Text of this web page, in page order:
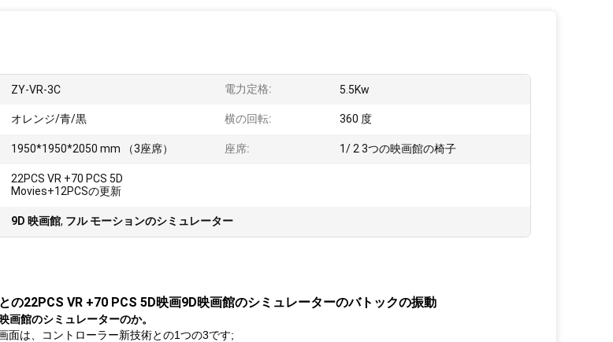
ZY-VR-3C 電力定格: 5.5Kw
オレンジ/青/黒 横の回転: 360 度
1950*1950*2050 mm （3座席） 座席: 1/ 2 3つの映画館の椅子
22PCS VR +70 PCS 5D
Movies+12PCSの更新
9D 映画館, フル モーションのシミュレーター
の22PCS VR +70 PCS 5D映画9D映画館のシミュレーターのバトックの振動
映画館のシミュレーターのか。
面は、コントローラー新技術との1つの3です;